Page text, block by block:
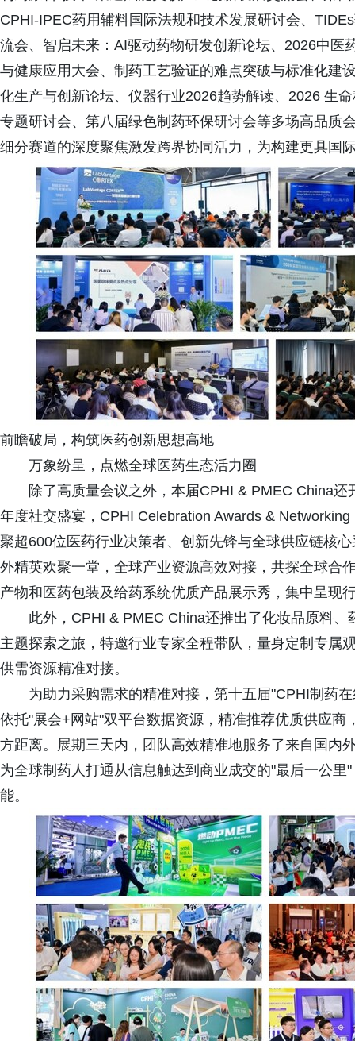
CPHI-IPEC药用辅料国际法规和技术发展研讨会、
流会、智启未来：AI驱动药物研发创新论坛、2026中
与健康应用大会、制药工艺验证的难点突破与标准化建
化生产与创新论坛、仪器行业2026趋势解读、2026 生
专题研讨会、第八届绿色制药环保研讨会等多场高品质
细分赛道的深度聚焦激发跨界协同活力，为构建更具国
前瞻破局，构筑医药创新思想高地
万象纷呈，点燃全球医药生态活力圈
除了高质量会议之外，本届CPHI & PMEC China
年度社交盛宴，CPHI Celebration Awards &
聚超600位医药行业决策者、创新先锋与全球供应链核
外精英欢聚一堂，全球产业资源高效对接，共探全球合
产物和医药包装及给药系统优质产品展示秀，集中呈现
此外，CPHI & PMEC China还推出了化妆品原料
主题探索之旅，特邀行业专家全程带队，量身定制专属
供需资源精准对接。
为助力采购需求的精准对接，第十五届"CPHI制药
依托"展会+网站"双平台数据资源，精准推荐优质供应
方距离。展期三天内，团队高效精准地服务了来自国内
为全球制药人打通从信息触达到商业成交的"最后一公
能。